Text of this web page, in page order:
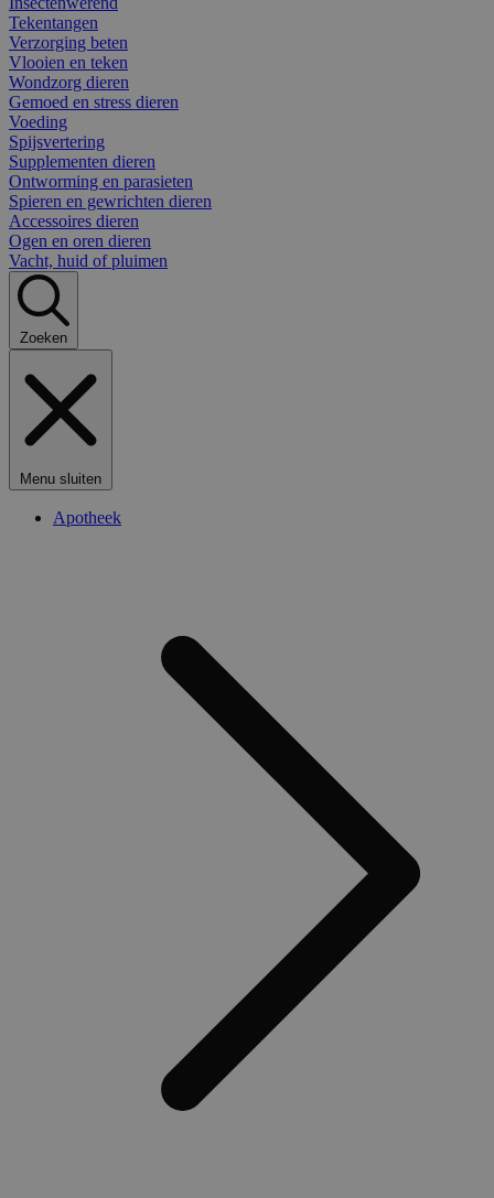
Tekentangen
Verzorging beten
Vlooien en teken
Wondzorg dieren
Gemoed en stress dieren
Voeding
Spijsvertering
Supplementen dieren
Ontworming en parasieten
Spieren en gewrichten dieren
Accessoires dieren
Ogen en oren dieren
Vacht, huid of pluimen
Zoeken
Menu sluiten
Apotheek